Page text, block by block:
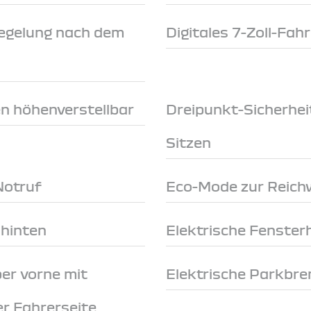
nach dem Digitales 7-Zoll-
höhenverstellbar Dreipunkt-
Sitzen
Eco-Mode zur
Elektrische
vorne mit
Fahrerseite
Elektrische